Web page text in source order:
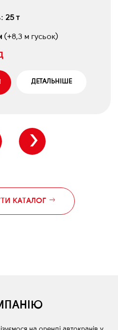
25 т
(+8,3 м гусьок)
ДЕТАЛЬНІШЕ
›
КАТАЛОГ